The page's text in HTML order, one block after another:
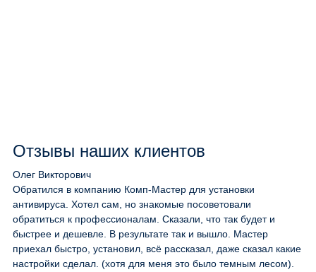
Отзывы наших клиентов
Олег Викторович
Обратился в компанию Комп-Мастер для установки
антивируса. Хотел сам, но знакомые посоветовали
обратиться к профессионалам. Сказали, что так будет и
быстрее и дешевле. В результате так и вышло. Мастер
приехал быстро, установил, всё рассказал, даже сказал какие
настройки сделал. (хотя для меня это было темным лесом).